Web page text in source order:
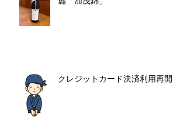
クレジットカード決済利用再開